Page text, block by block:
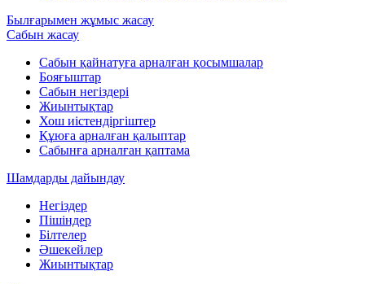
Былғарымен жұмыс жасау
Сабын жасау
Сабын қайнатуға арналған қосымшалар
Бояғыштар
Сабын негіздері
Жиынтықтар
Хош иістендіргіштер
Құюға арналған қалыптар
Сабынға арналған қаптама
Шамдарды дайындау
Негіздер
Пішіндер
Білтелер
Әшекейлер
Жиынтықтар